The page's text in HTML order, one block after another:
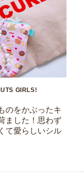
GIRLS!
のをかぶったキ
ました！思わず
て愛らしいシル